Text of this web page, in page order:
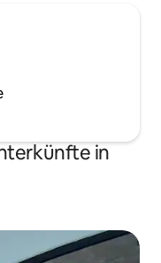
in